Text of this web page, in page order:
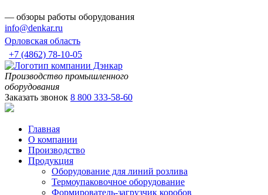
— обзоры работы оборудования
info@denkar.ru
Орловская область
+7 (4862) 78-10-05
Производство промышленного
оборудования
Заказать звонок 8 800 333-58-60
Главная
О компании
Производство
Продукция
Оборудование для линий розлива
Термоупаковочное оборудование
Формирователь-загрузчик коробов